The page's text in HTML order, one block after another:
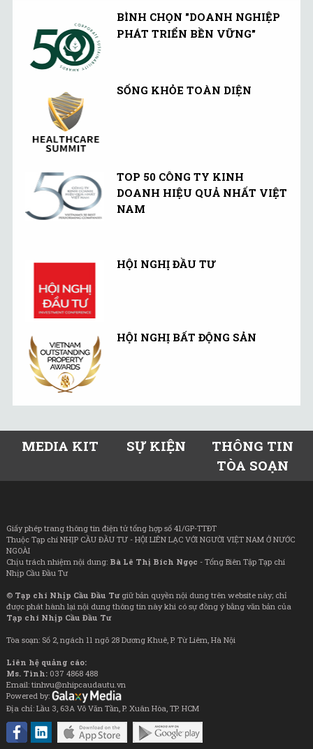
BÌNH CHỌN "DOANH NGHIỆP
PHÁT TRIỂN BỀN VỮNG"
SỐNG KHỎE TOÀN DIỆN
TOP 50 CÔNG TY KINH
DOANH HIỆU QUẢ NHẤT VIỆT
NAM
HỘI NGHỊ ĐẦU TƯ
HỘI NGHỊ BẤT ĐỘNG SẢN
MEDIA KIT SỰ KIỆN
THÔNG TIN
TÒA SOẠN
Giấy phép trang thông tin điện tử tổng hợp số 41/GP-TTĐT
Thuộc Tạp chí NHỊP CẦU ĐẦU TƯ - HỘI LIÊN LẠC VỚI NGƯỜI VIỆT NAM Ở NƯỚC
NGOÀI
Chịu trách nhiệm nội dung: Bà Lê Thị Bích Ngọc - Tổng Biên Tập Tạp chí
Nhịp Cầu Đầu Tư
© Tạp chí Nhịp Cầu Đầu Tưgiữ bản quyền nội dung trên website này; chỉ
được phát hành lại nội dung thông tin này khi có sự đồng ý bằng văn bản của
Tạp chí Nhịp Cầu Đầu Tư
Tòa soạn: Số 2, ngách 11 ngõ 28 Dương Khuê, P. Từ Liêm, Hà Nội
Liên hệ quảng cáo:
Ms. Tình: 037 4868 488
Email: tinhvu@nhipcaudautu.vn
Powered by:
Địa chỉ: Lầu 3, 63A Võ Văn Tần, P. Xuân Hòa, TP. HCM